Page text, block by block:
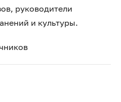
руководители
и культуры.